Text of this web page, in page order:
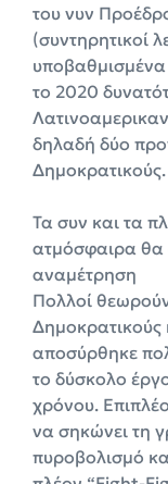
του νυν
(συντηρητικοί
υποβαθμισμένα
το 2020
δηλαδή δύο
Δημοκρατικούς.
Τα συν και τα
ατμόσφαιρα θα
αναμέτρηση
Πολλοί
Δημοκρατικούς
αποσύρθηκε
το δύσκολο
χρόνου.
να σηκώνει τη
πυροβολισμό